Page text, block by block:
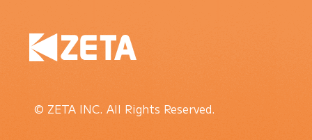
© ZETA INC. All Rights Reserved.